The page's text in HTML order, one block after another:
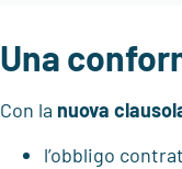
Una
Con la nuova
l’obbligo